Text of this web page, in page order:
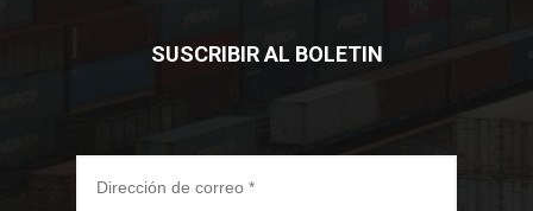
SUSCRIBIR AL BOLETIN